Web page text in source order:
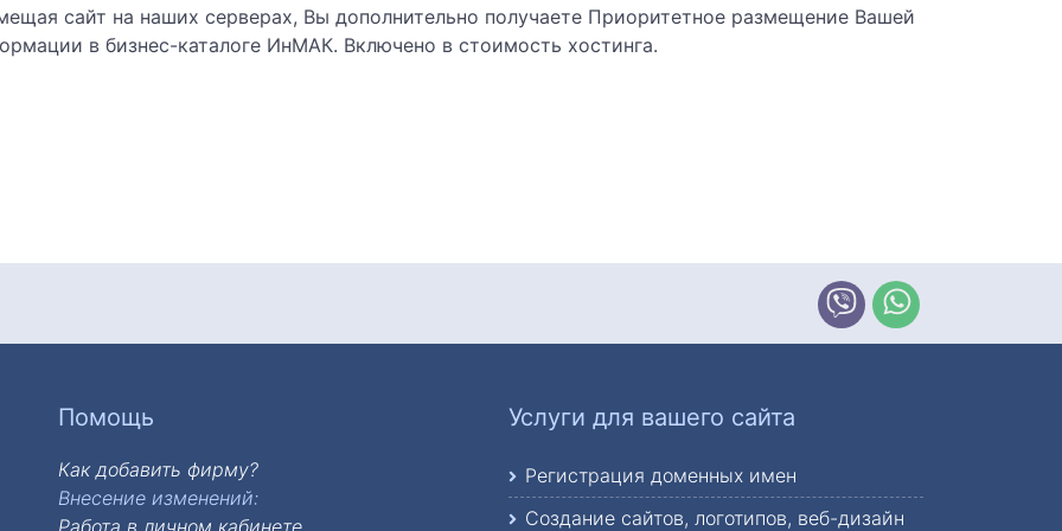
в шумоизолированном корпусе
підприСмство
сайт на наших серверах, Вы дополнительно получаете Приоритетное размещение Вашей
в бизнес-каталоге ИнМАК. Включено в стоимость хостинга.
Помощь
Как добавить фирму?
Внесение изменений:
Услуги для вашего сайта
Регистрация доменных имен
Создание сайтов, логотипов, веб-дизайн